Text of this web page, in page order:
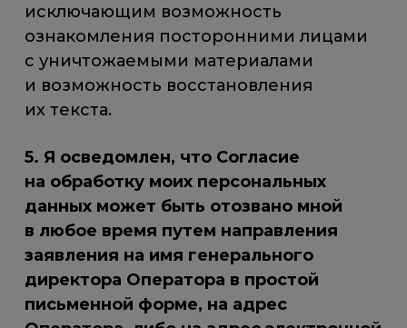
исключающим возможность
ознакомления посторонними лицами
с уничтожаемыми материалами
и возможность восстановления
их текста.
5. Я осведомлен, что Согласие
на обработку моих персональных
данных может быть отозвано мной
в любое время путем направления
заявления на имя генерального
директора Оператора в простой
письменной форме, на адрес